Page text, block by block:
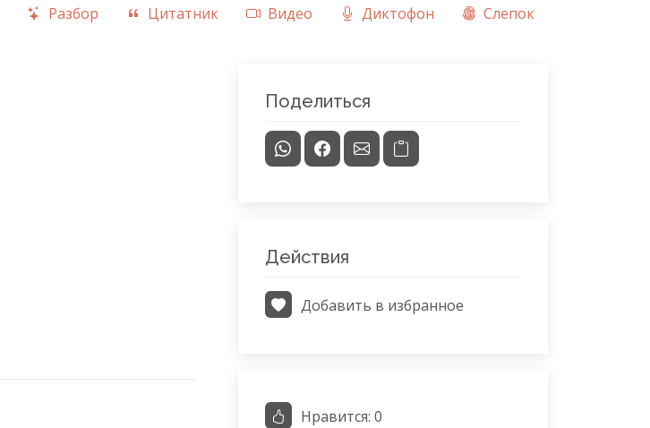
Разбор Цитатник Видео Диктофон Слепок
Поделиться
Действия
Добавить в избранное
Нравится: 0